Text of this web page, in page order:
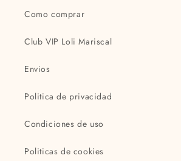
Como comprar
Club VIP Loli Mariscal
Envios
Politica de privacidad
Condiciones de uso
Politicas de cookies